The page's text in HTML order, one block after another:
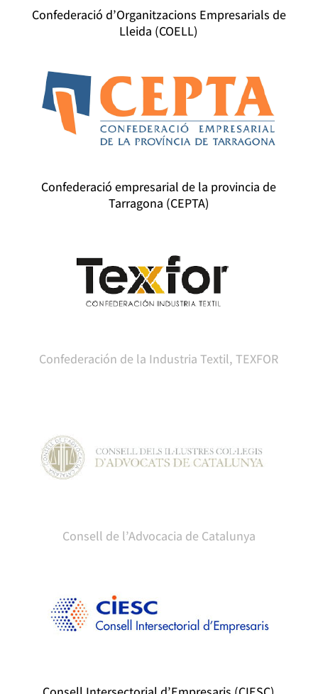
Confederació d’Organitzacions Empresarials de
Lleida (COELL)
Confederació empresarial de la provincia de
Tarragona (CEPTA)
Confederación de la Industria Textil, TEXFOR
Consell de l’Advocacia de Catalunya